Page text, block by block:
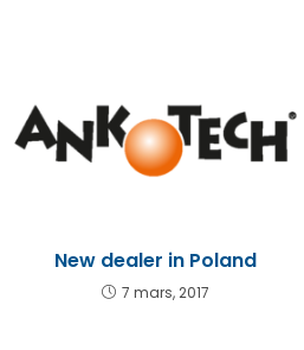
New dealer in Poland
7 mars, 2017